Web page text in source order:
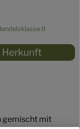
II
Herkunft
gemischt mit